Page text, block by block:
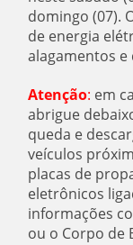
domingo (07).
de energia
alagamentos e
Atenção: em
abrigue
queda e
veículos
placas de
eletrônicos
informações
ou o Corpo de